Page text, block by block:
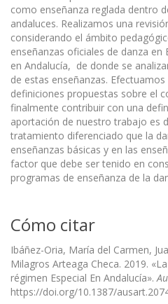
como enseñanza reglada dentro
andaluces. Realizamos una
considerando el ámbito
enseñanzas oficiales de danza en
en Andalucía, de donde se
de estas enseñanzas.
definiciones propuestas sobre el
finalmente contribuir con una
aportación de nuestro trabajo es
tratamiento diferenciado que la
enseñanzas básicas y en las
factor que debe ser tenido en
programas de enseñanza de la
Cómo citar
Ibáñez-Oria, María del Carmen,
Milagros Arteaga Checa. 2019.
régimen Especial En Andalucía».
https://doi.org/10.1387/